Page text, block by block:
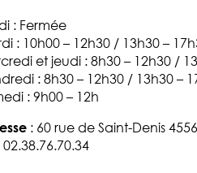
: Fermée
: 10h00 – 12h30 / 13h30 –
et jeudi : 8h30 – 12h30 /
: 8h30 – 12h30 / 13h30 –
: 9h00 – 12h
: 60 rue de Saint-Denis
02.38.76.70.34